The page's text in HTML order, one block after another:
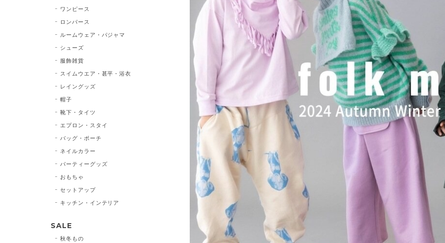
ワンピース
ロンパース
ルームウェア・パジャマ
シューズ
服飾雑貨
スイムウエア・甚平・浴衣
レイングッズ
帽子
靴下・タイツ
エプロン・スタイ
バッグ・ポーチ
ネイルカラー
パーティーグッズ
おもちゃ
セットアップ
キッチン・インテリア
SALE
秋冬もの